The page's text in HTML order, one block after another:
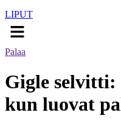
LIPUT
Menu
Palaa
Gigle selvitti:
kun luovat